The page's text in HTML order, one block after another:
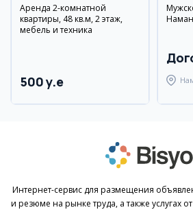
Аренда 2-комнатной
квартиры, 48 кв.м, 2 этаж,
мебель и техника
500 y.e
Интернет-сервис для размещения
и резюме на рынке труда, а также услугах